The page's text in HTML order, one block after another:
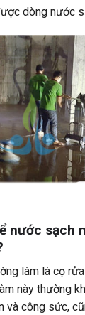
dòng nước
nước sạch
làm là cọ
này thường
và công sức,